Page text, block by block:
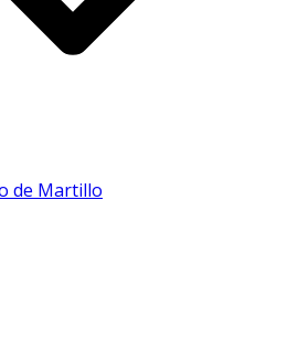
de Martillo